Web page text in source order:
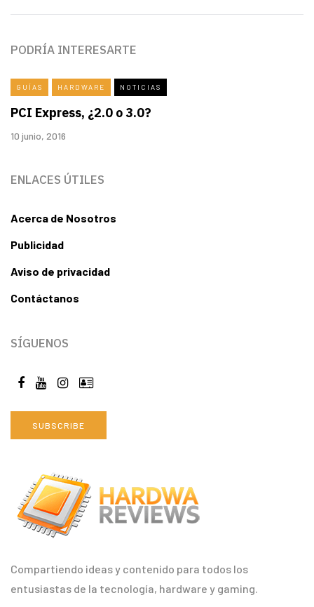
Compartiendo ideas y contenido para todos los
entusiastas de la tecnología, hardware y gaming.
PODRÍA INTERESARTE
GUÍAS HARDWARE NOTICIAS
PCI Express, ¿2.0 o 3.0?
10 junio, 2016
ENLACES ÚTILES
Acerca de Nosotros
Publicidad
Aviso de privacidad
Contáctanos
SÍGUENOS
SUBSCRIBE